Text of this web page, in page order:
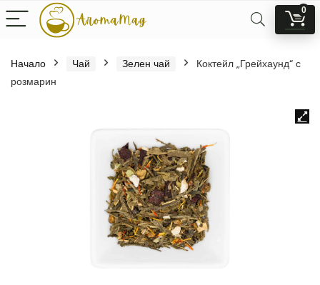
0
Начало Чай Зелен чай
Коктейл „Грейхаунд“ с
розмарин